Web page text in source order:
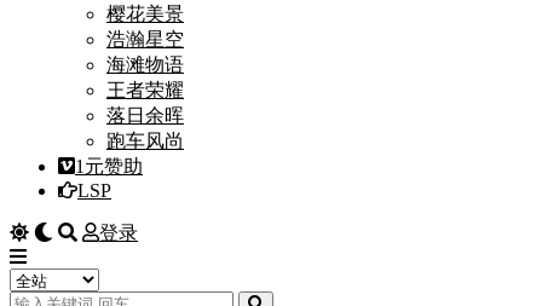
樱花美景
浩瀚星空
海滩物语
王者荣耀
落日余晖
跑车风尚
1元赞助
LSP
登录